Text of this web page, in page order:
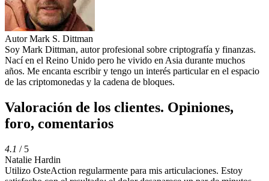
Autor Mark S. Dittman
Soy Mark Dittman, autor profesional sobre criptografía y finanzas.
Nací en el Reino Unido pero he vivido en Asia durante muchos
años. Me encanta escribir y tengo un interés particular en el espacio
de las criptomonedas y la cadena de bloques.
Valoración de los clientes. Opiniones,
foro, comentarios
4.1 / 5
Natalie Hardin
Utilizo OsteAction regularmente para mis articulaciones. Estoy